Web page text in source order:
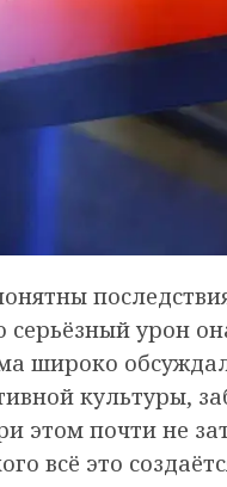
серьёзный урон
широко
культуры,
этом почти не
всё это